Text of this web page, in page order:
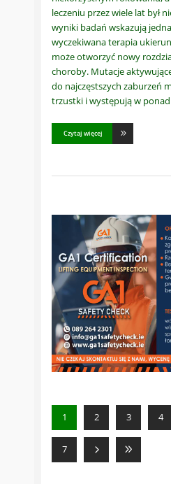
leczeniu przez wiele lat był
wyniki badań wskazują
wyczekiwana terapia
może otworzyć nowy
choroby. Mutacje
do najczęstszych zaburzeń
trzustki i występują w
Czytaj więcej
1 2 3 4
7